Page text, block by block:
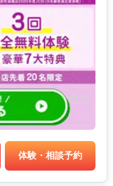
体験・相談予約